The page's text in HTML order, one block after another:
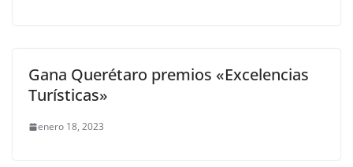
Gana Querétaro premios «Excelencias
Turísticas»
enero 18, 2023